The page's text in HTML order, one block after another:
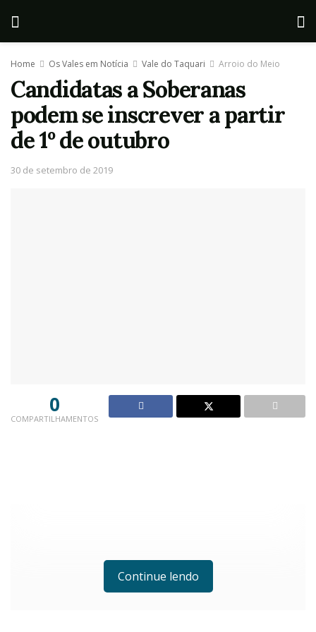
Home Os Vales em Notícia Vale do Taquari Arroio do Meio
Candidatas a Soberanas
podem se inscrever a partir
de 1º de outubro
30 de setembro de 2019
0
COMPARTILHAMENTOS
Continue lendo